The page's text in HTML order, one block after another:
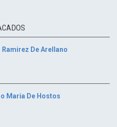
Ramirez De Arellano
Maria De Hostos